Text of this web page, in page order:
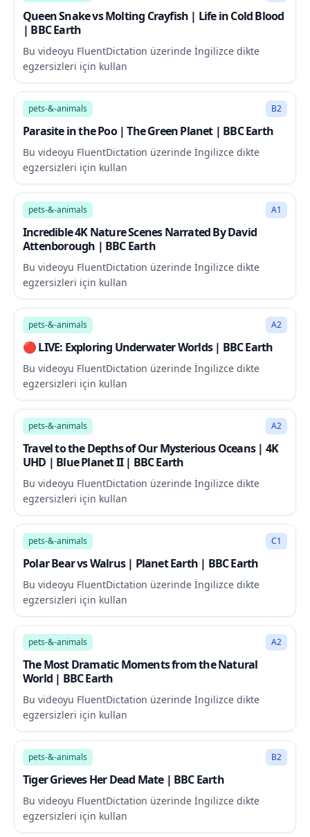
Queen Snake vs Molting Crayfish | Life in Cold Blood
| BBC Earth
Bu videoyu FluentDictation üzerinde İngilizce dikte
egzersizleri için kullan
3:36
pets-&-animals B2
Parasite in the Poo | The Green Planet | BBC Earth
Bu videoyu FluentDictation üzerinde İngilizce dikte
egzersizleri için kullan
238:42
pets-&-animals A1
Incredible 4K Nature Scenes Narrated By David
Attenborough | BBC Earth
Bu videoyu FluentDictation üzerinde İngilizce dikte
egzersizleri için kullan
66:53
pets-&-animals A2
🔴 LIVE: Exploring Underwater Worlds | BBC Earth
Bu videoyu FluentDictation üzerinde İngilizce dikte
egzersizleri için kullan
67:22
pets-&-animals A2
Travel to the Depths of Our Mysterious Oceans | 4K
UHD | Blue Planet II | BBC Earth
Bu videoyu FluentDictation üzerinde İngilizce dikte
egzersizleri için kullan
3:33
pets-&-animals C1
Polar Bear vs Walrus | Planet Earth | BBC Earth
Bu videoyu FluentDictation üzerinde İngilizce dikte
egzersizleri için kullan
39:38
pets-&-animals A2
The Most Dramatic Moments from the Natural
World | BBC Earth
Bu videoyu FluentDictation üzerinde İngilizce dikte
egzersizleri için kullan
2:35
pets-&-animals B2
Tiger Grieves Her Dead Mate | BBC Earth
Bu videoyu FluentDictation üzerinde İngilizce dikte
egzersizleri için kullan